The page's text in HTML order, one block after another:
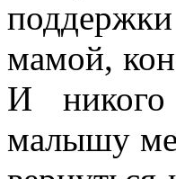
мамой,
И никого
малышу